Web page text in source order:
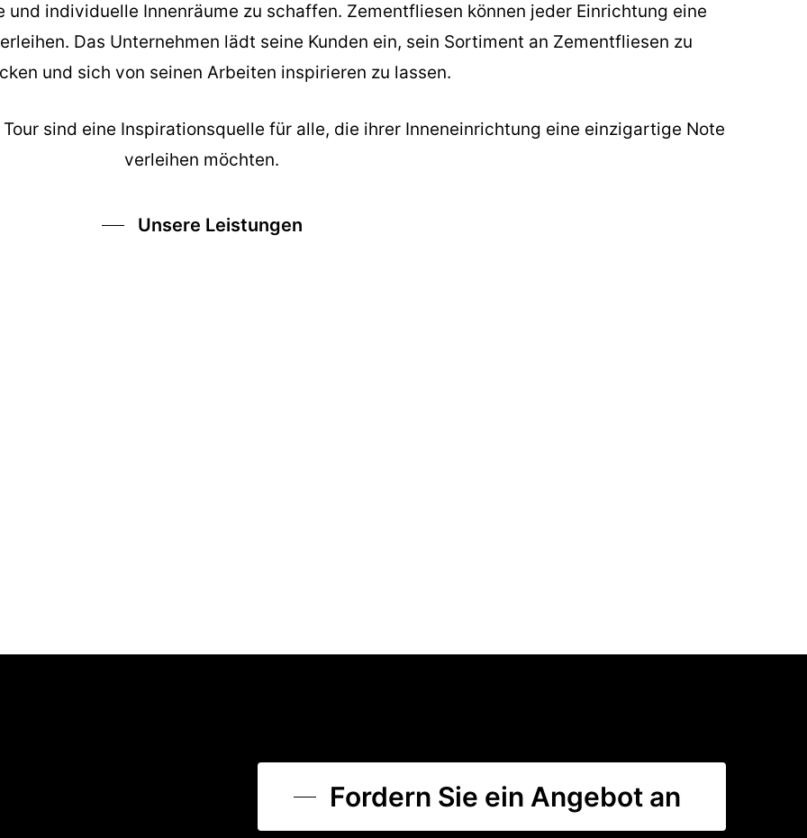
individuelle Innenräume zu schaffen. Zementfliesen können jeder Einrichtung eine
Das Unternehmen lädt seine Kunden ein, sein Sortiment an Zementfliesen zu
und sich von seinen Arbeiten inspirieren zu lassen.
sind eine Inspirationsquelle für alle, die ihrer Inneneinrichtung eine einzigartige Note
verleihen möchten.
Unsere Leistungen
Fordern Sie ein Angebot an